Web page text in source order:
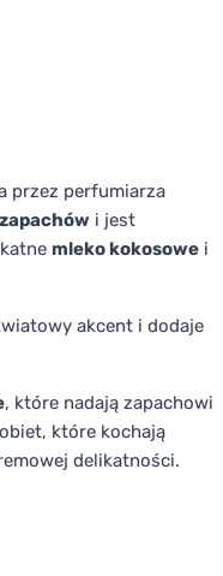
przez perfumiarza
i jest
mleko kokosowe i
akcent i dodaje
, które nadają zapachowi
które kochają
delikatności.